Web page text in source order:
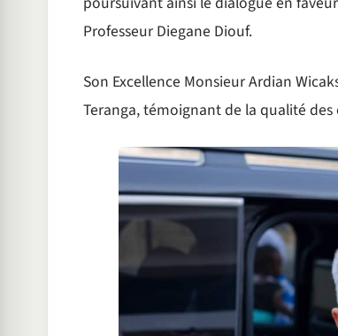
Professeur Diegane Diouf.
Son Excellence Monsieur Ardian
Teranga, témoignant de la qualité